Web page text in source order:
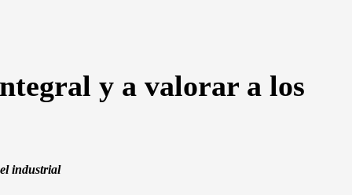
y a valorar a los
industrial